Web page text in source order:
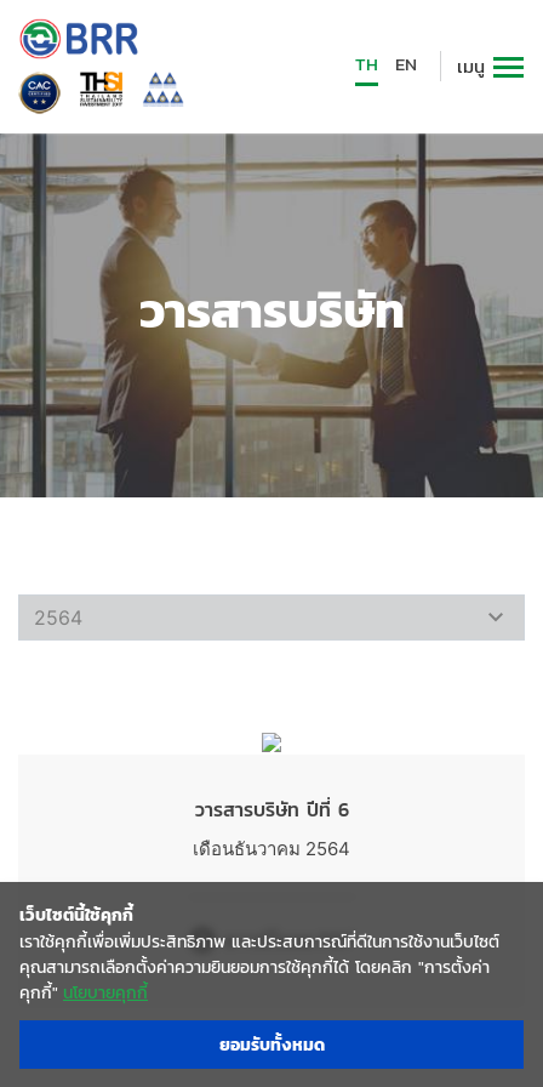
TH EN เมนู
วารสารบริษัท
วารสารบริษัท ปีที่ 6
เดือนธันวาคม 2564
ดาวน์โหลด PDF
เว็บไซต์นี้ใช้คุกกี้
เราใช้คุกกี้เพื่อเพิ่มประสิทธิภาพ และประสบการณ์ที่ดีในการใช้งานเว็บไซต์
คุณสามารถเลือกตั้งค่าความยินยอมการใช้คุกกี้ได้ โดยคลิก "การตั้งค่า
คุกกี้" นโยบายคุกกี้
ยอมรับทั้งหมด